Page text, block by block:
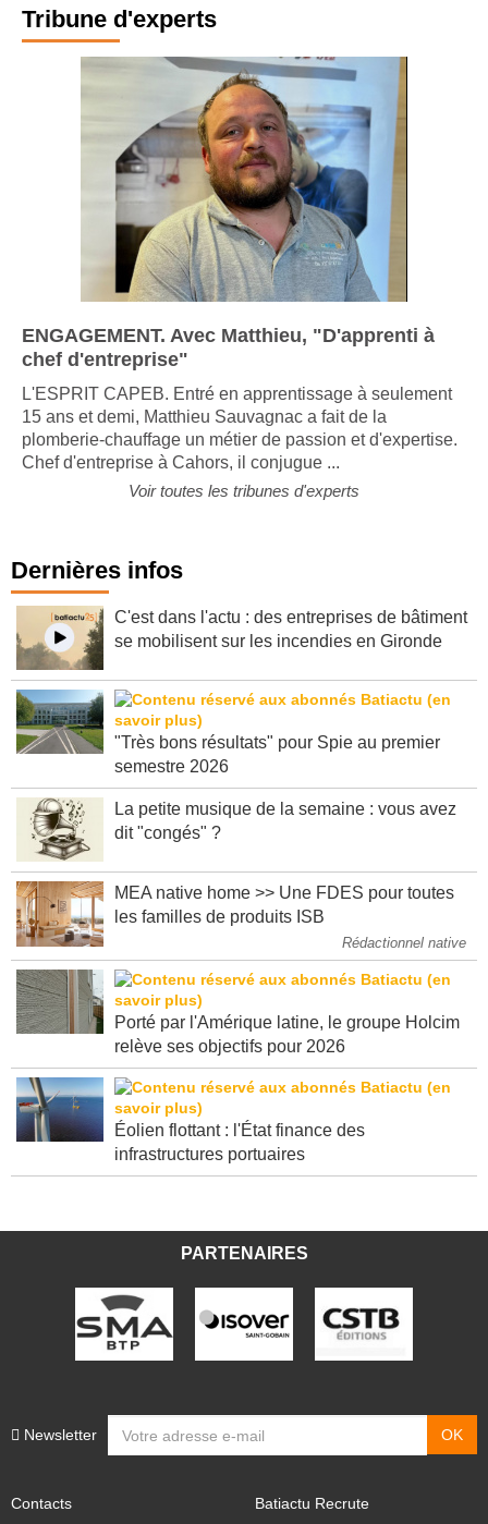
Tribune d'experts
ENGAGEMENT. Avec Matthieu, "D'apprenti à
chef d'entreprise"
L'ESPRIT CAPEB. Entré en apprentissage à seulement
15 ans et demi, Matthieu Sauvagnac a fait de la
plomberie-chauffage un métier de passion et d'expertise.
Dernières infos
C'est dans l'actu : des entreprises de bâtiment
"Très bons résultats" pour Spie au premier
La petite musique de la semaine : vous avez
MEA native home >> Une FDES pour toutes
Rédactionnel native
Porté par l'Amérique latine, le groupe Holcim
Éolien flottant : l'État finance des